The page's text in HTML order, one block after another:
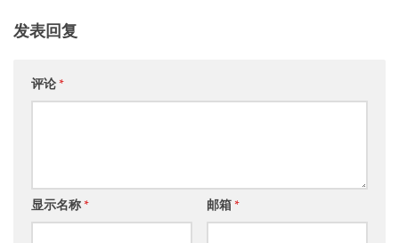
发表回复
评论*
显示名称* 邮箱*